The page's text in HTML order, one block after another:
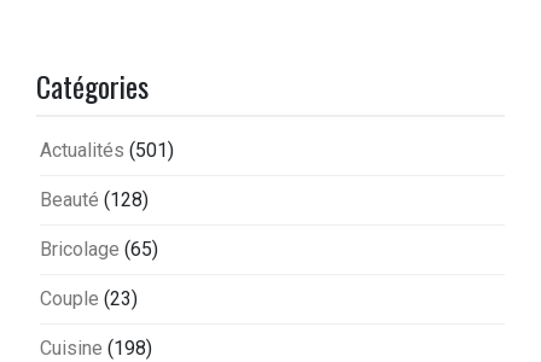
Catégories
Actualités (501)
Beauté (128)
Bricolage (65)
Couple (23)
Cuisine (198)